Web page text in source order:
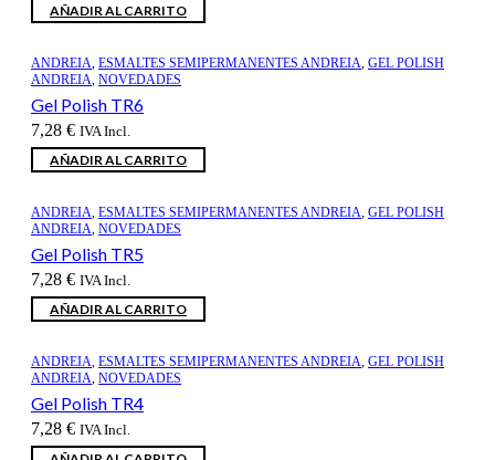
AÑADIR AL CARRITO
ANDREIA, ESMALTES SEMIPERMANENTES ANDREIA, GEL POLISH
ANDREIA, NOVEDADES
Gel Polish TR6
7,28 € IVA Incl.
AÑADIR AL CARRITO
ANDREIA, ESMALTES SEMIPERMANENTES ANDREIA, GEL POLISH
ANDREIA, NOVEDADES
Gel Polish TR5
7,28 € IVA Incl.
AÑADIR AL CARRITO
ANDREIA, ESMALTES SEMIPERMANENTES ANDREIA, GEL POLISH
ANDREIA, NOVEDADES
Gel Polish TR4
7,28 € IVA Incl.